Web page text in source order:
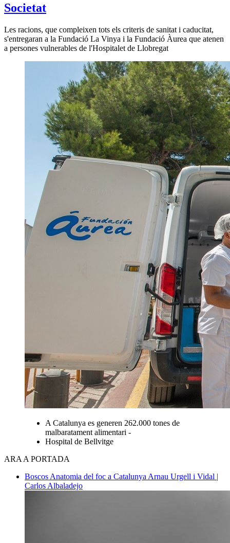
Societat
Les racions, que compleixen tots els criteris de sanitat i caducitat,
s'entregaran a la Fundació La Vinya i la Fundació Àurea que atenen
a persones vulnerables de l'Hospitalet de Llobregat
A Catalunya es generen 262.000 tones de
malbaratament alimentari -
Hospital de Bellvitge
ARA A PORTADA
Boscos Anatomia del foc a Catalunya Arnau Urgell i Vidal |
Carlos Albaladejo